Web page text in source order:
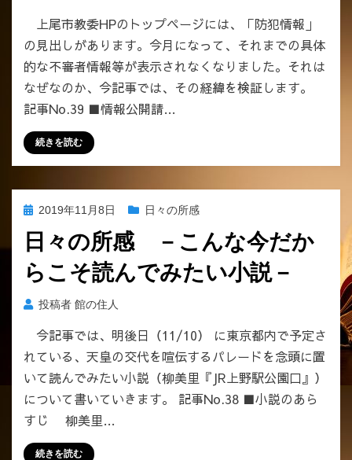
上尾市教委HPのトップページには、「防犯情報」
の見出しがあります。今月になって、それまでの具体
的な不審者情報等が表示されなくなりました。それは
なぜなのか、今記事では、その経緯を検証します。
記事No.39 ■情報公開請…
続きを読む
投
日:
2019年11月8日 日々の所感
日々の所感 －こんな今だか
らこそ読んでみたい小説－
投稿者 館の住人
今記事では、明後日（11/10） に東京都内で予定さ
れている、天皇の交代を喧伝するパレードを念頭に置
いて読んでみたい小説（柳美里『JR上野駅公園口』）
について書いていきます。 記事No.38 ■小説のあら
すじ 柳美里…
続きを読む